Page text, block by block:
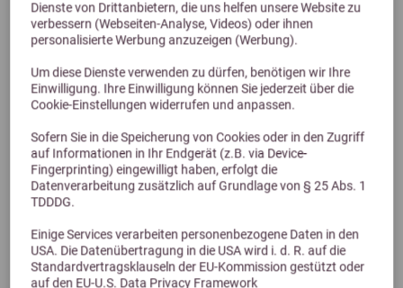
Dienste von Drittanbietern, die uns helfen unsere Website zu
verbessern (Webseiten-Analyse, Videos) oder ihnen
personalisierte Werbung anzuzeigen (Werbung).
Um diese Dienste verwenden zu dürfen, benötigen wir Ihre
Einwilligung. Ihre Einwilligung können Sie jederzeit über die
Cookie-Einstellungen widerrufen und anpassen.
Sofern Sie in die Speicherung von Cookies oder in den Zugriff
auf Informationen in Ihr Endgerät (z.B. via Device-
Fingerprinting) eingewilligt haben, erfolgt die
Datenverarbeitung zusätzlich auf Grundlage von § 25 Abs. 1
TDDDG.
Einige Services verarbeiten personenbezogene Daten in den
USA. Die Datenübertragung in die USA wird i. d. R. auf die
Standardvertragsklauseln der EU-Kommission gestützt oder
auf den EU-U.S. Data Privacy Framework
RoFlexs Basic 145 Zaun Pfosten
Mobiler Zaunpfosten Basic ohne Strom - für Kleinpferde unter
155cm
172,00 €